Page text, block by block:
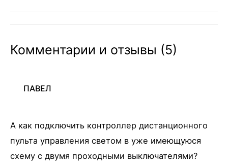
Комментарии и отзывы (5)
ПАВЕЛ
А как подключить контроллер дистанционного
пульта управления светом в уже имеющуюся
схему с двумя проходными выключателями?